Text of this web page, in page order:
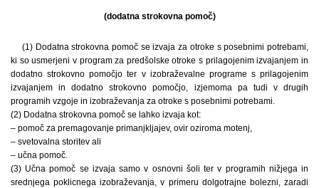
(dodatna strokovna pomoč)
(1) Dodatna strokovna pomoč se izvaja za otroke s posebnimi potrebami,
ki so usmerjeni v program za predšolske otroke s prilagojenim izvajanjem in
dodatno strokovno pomočjo ter v izobraževalne programe s prilagojenim
izvajanjem in dodatno strokovno pomočjo, izjemoma pa tudi v drugih
programih vzgoje in izobraževanja za otroke s posebnimi potrebami.
(2) Dodatna strokovna pomoč se lahko izvaja kot:
– pomoč za premagovanje primanjkljajev, ovir oziroma motenj,
– svetovalna storitev ali
– učna pomoč.
(3) Učna pomoč se izvaja samo v osnovni šoli ter v programih nižjega in
srednjega poklicnega izobraževanja, v primeru dolgotrajne bolezni, zaradi